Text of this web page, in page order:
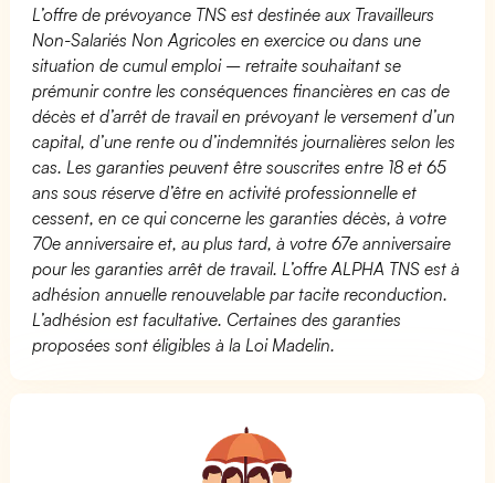
L’offre de prévoyance TNS est destinée aux Travailleurs
Non-Salariés Non Agricoles en exercice ou dans une
situation de cumul emploi – retraite souhaitant se
prémunir contre les conséquences financières en cas de
décès et d’arrêt de travail en prévoyant le versement d’un
capital, d’une rente ou d’indemnités journalières selon les
cas. Les garanties peuvent être souscrites entre 18 et 65
ans sous réserve d’être en activité professionnelle et
cessent, en ce qui concerne les garanties décès, à votre
70e anniversaire et, au plus tard, à votre 67e anniversaire
pour les garanties arrêt de travail. L’offre ALPHA TNS est à
adhésion annuelle renouvelable par tacite reconduction.
L’adhésion est facultative. Certaines des garanties
proposées sont éligibles à la Loi Madelin.